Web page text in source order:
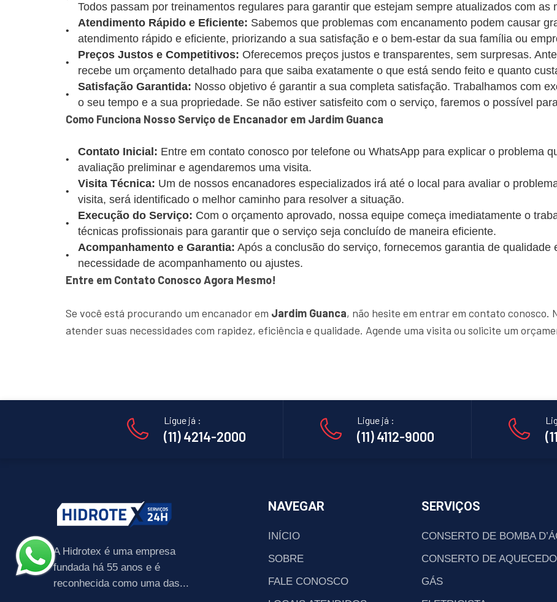
Todos passam por treinamentos regulares para garantir que estejam sempre atualizados com as
Atendimento Rápido e Eficiente: Sabemos que problemas com encanamento podem causar
atendimento rápido e eficiente, priorizando a sua satisfação e o bem-estar da sua família ou
Preços Justos e Competitivos: Oferecemos preços justos e transparentes, sem surpresas.
recebe um orçamento detalhado para que saiba exatamente o que está sendo feito e quanto
Satisfação Garantida: Nosso objetivo é garantir a sua completa satisfação. Trabalhamos com
o seu tempo e a sua propriedade. Se não estiver satisfeito com o serviço, faremos o possível
Como Funciona Nosso Serviço de Encanador em Jardim Guanca
Contato Inicial: Entre em contato conosco por telefone ou WhatsApp para explicar o problema
avaliação preliminar e agendaremos uma visita.
Visita Técnica: Um de nossos encanadores especializados irá até o local para avaliar o
visita, será identificado o melhor caminho para resolver a situação.
Execução do Serviço: Com o orçamento aprovado, nossa equipe começa imediatamente o
técnicas profissionais para garantir que o serviço seja concluído de maneira eficiente.
Acompanhamento e Garantia: Após a conclusão do serviço, fornecemos garantia de
necessidade de acompanhamento ou ajustes.
Entre em Contato Conosco Agora Mesmo!
Se você está procurando um encanador em Jardim Guanca, não hesite em entrar em contato conosco.
atender suas necessidades com rapidez, eficiência e qualidade. Agende uma visita ou solicite um
Ligue já :
(11) 4214-2000
Ligue já :
(11) 4112-9000
A Hidrotex é uma empresa
fundada há 55 anos e é
reconhecida como uma das...
NAVEGAR
INÍCIO
SOBRE
FALE CONOSCO
SERVIÇOS
CONSERTO DE BOMBA
CONSERTO DE
GÁS